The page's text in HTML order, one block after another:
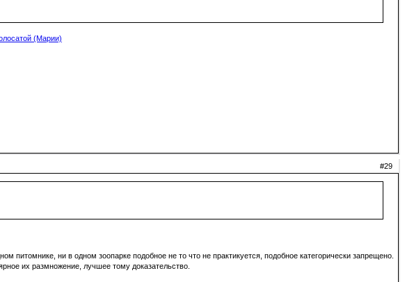
(Марии)
#29
ни в одном зоопарке подобное не то что не практикуется, подобное категорически запрещено.
их размножение, лучшее тому доказательство.